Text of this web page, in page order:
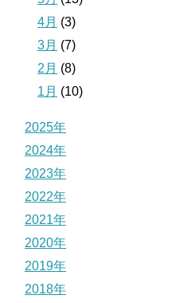
4月 (3)
3月 (7)
2月 (8)
1月 (10)
2025年
2024年
2023年
2022年
2021年
2020年
2019年
2018年